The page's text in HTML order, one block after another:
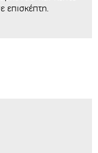
επισκέπτη.